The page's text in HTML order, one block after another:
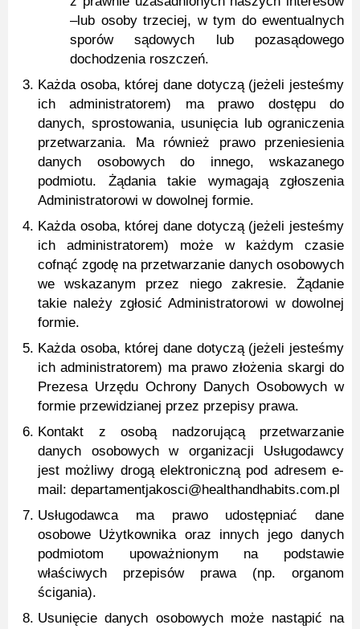
–lub osoby trzeciej, w tym do ewentualnych
sporów sądowych lub pozasądowego
dochodzenia roszczeń.
Każda osoba, której dane dotyczą (jeżeli jesteśmy
ich administratorem) ma prawo dostępu do
danych, sprostowania, usunięcia lub ograniczenia
przetwarzania. Ma również prawo przeniesienia
danych osobowych do innego, wskazanego
podmiotu. Żądania takie wymagają zgłoszenia
Administratorowi w dowolnej formie.
Każda osoba, której dane dotyczą (jeżeli jesteśmy
ich administratorem) może w każdym czasie
cofnąć zgodę na przetwarzanie danych osobowych
we wskazanym przez niego zakresie. Żądanie
takie należy zgłosić Administratorowi w dowolnej
formie.
Każda osoba, której dane dotyczą (jeżeli jesteśmy
ich administratorem) ma prawo złożenia skargi do
Prezesa Urzędu Ochrony Danych Osobowych w
formie przewidzianej przez przepisy prawa.
Kontakt z osobą nadzorującą przetwarzanie
danych osobowych w organizacji Usługodawcy
jest możliwy drogą elektroniczną pod adresem e-
mail: departamentjakosci@healthandhabits.com.pl
Usługodawca ma prawo udostępniać dane
osobowe Użytkownika oraz innych jego danych
podmiotom upoważnionym na podstawie
właściwych przepisów prawa (np. organom
ścigania).
Usunięcie danych osobowych może nastąpić na